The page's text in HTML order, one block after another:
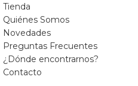
Tienda
Quiénes Somos
Novedades
Preguntas Frecuentes
¿Dónde encontrarnos?
Contacto